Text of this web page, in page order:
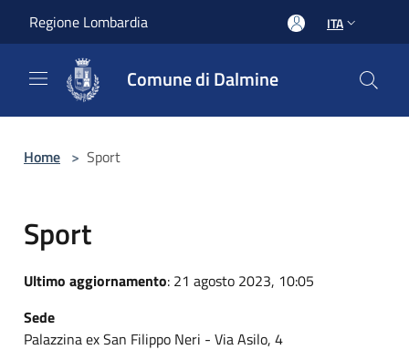
Regione Lombardia ITA
Comune di Dalmine
Home > Sport
Sport
Ultimo aggiornamento: 21 agosto 2023, 10:05
Sede
Palazzina ex San Filippo Neri - Via Asilo, 4